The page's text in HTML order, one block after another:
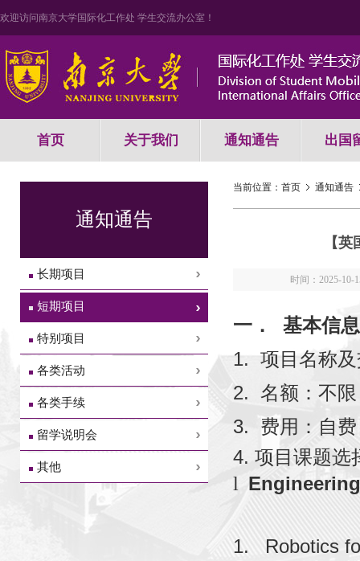
欢迎访问南京大学国际化工作处 学生交流办公室！
首页 关于我们 通知通告 出国
通知通告
长期项目
短期项目
特别项目
各类活动
各类手续
留学说明会
其他
当前位置： 首页 通知通告
【
时间：2025-10-
一．
基本信息
1. 项目名称
2. 名额：不
3. 费用：自
4. 项目课题选
l
1.
Robotics